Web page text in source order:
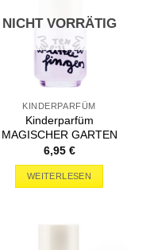
NICHT VORRÄTIG
KINDERPARFÜM
Kinderparfüm
MAGISCHER GARTEN
6,95 €
WEITERLESEN